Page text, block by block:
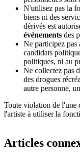
N'utilisez pas la
biens ni des
dérivés est
événements des
Ne participez pas
candidats
politiques, ni au
Ne collectez pas
des drogues
autre personne,
Toute violation de l'une
l'artiste à utiliser la
Articles